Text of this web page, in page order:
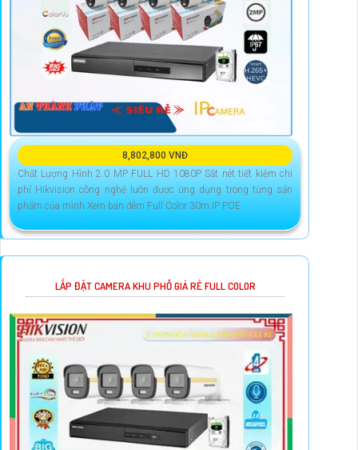
8,802,800 VNĐ
Chất Lượng Hình 2.0 MP FULL HD 1080P Sắt nét tiết kiệm chi
phí Hikvision công nghệ luôn được ứng dụng trong từng sản
phẩm của mình Xem ban đêm Full Color 30m IP POE
LẮP ĐẶT CAMERA KHU PHỐ GIÁ RẺ FULL COLOR